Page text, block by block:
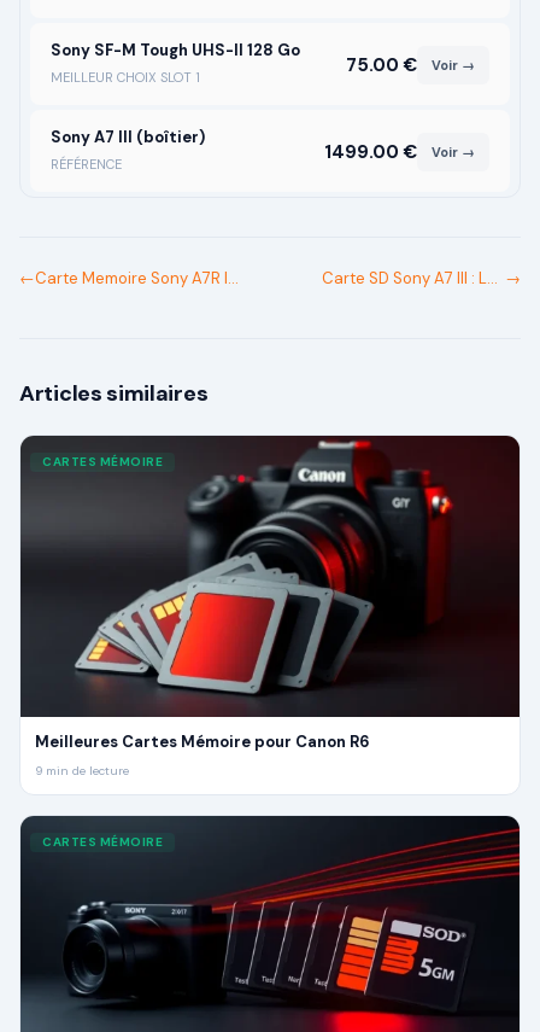
Sony SF-M Tough UHS-II 128 Go
MEILLEUR CHOIX SLOT 1
75.00 € Voir →
Sony A7 III (boîtier)
RÉFÉRENCE
1499.00 € Voir →
←Carte Memoire Sony A7R IV
Carte SD Sony A7 III : Les →
Articles similaires
CARTES MÉMOIRE
Meilleures Cartes Mémoire pour Canon R6
9 min de lecture
CARTES MÉMOIRE